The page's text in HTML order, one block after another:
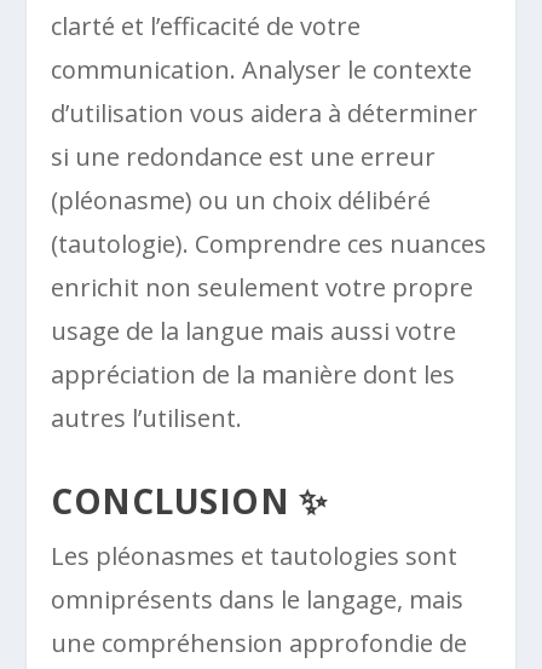
clarté et l’efficacité de votre
communication. Analyser le contexte
d’utilisation vous aidera à déterminer
si une redondance est une erreur
(pléonasme) ou un choix délibéré
(tautologie). Comprendre ces nuances
enrichit non seulement votre propre
usage de la langue mais aussi votre
appréciation de la manière dont les
autres l’utilisent.
CONCLUSION ✨
Les pléonasmes et tautologies sont
omniprésents dans le langage, mais
une compréhension approfondie de